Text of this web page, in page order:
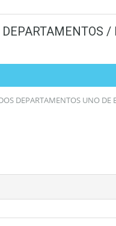
DEPARTAMENTOS UNO